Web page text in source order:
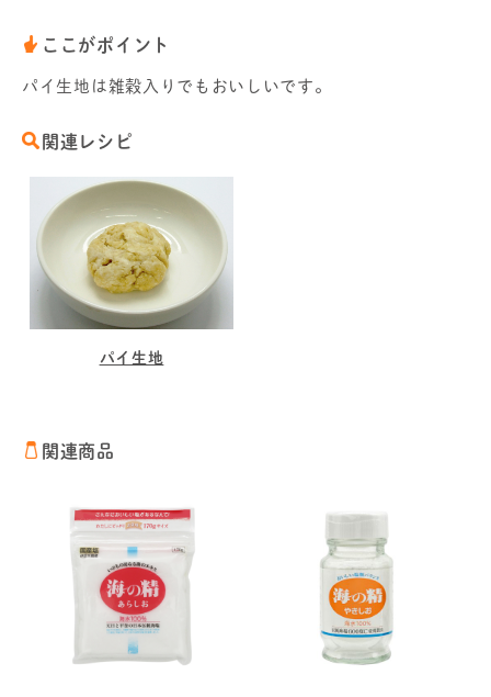
ここがポイント
パイ生地は雑穀入りでもおいしいです。
関連レシピ
パイ生地
関連商品